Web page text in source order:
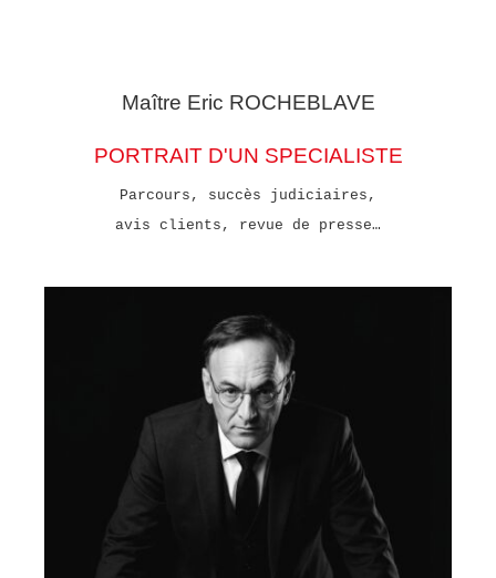
Maître Eric ROCHEBLAVE
PORTRAIT D'UN SPECIALISTE
Parcours, succès judiciaires,
avis clients, revue de presse…